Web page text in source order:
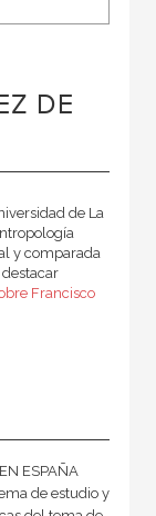
DE
de La
y comparada
Francisco
ESPAÑA
de estudio y